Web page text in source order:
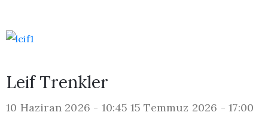
Leif Trenkler
10 Haziran 2026 - 10:45 15 Temmuz 2026 - 17:00